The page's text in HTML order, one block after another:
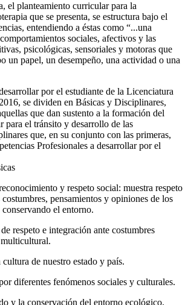
el planteamiento curricular para la
que se presenta, se estructura bajo el
entendiendo a éstas como “...una
sociales, afectivos y las
psicológicas, sensoriales y motoras que
un papel, un desempeño, una actividad o una
por el estudiante de la Licenciatura
se dividen en Básicas y Disciplinares,
que dan sustento a la formación del
para el tránsito y desarrollo de las
que, en su conjunto con las primeras,
Profesionales a desarrollar por el
y respeto social: muestra respeto
pensamientos y opiniones de los
el entorno.
respeto e integración ante costumbres
de nuestro estado y país.
diferentes fenómenos sociales y culturales.
y la conservación del entorno ecológico.